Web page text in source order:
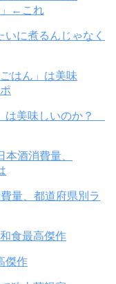
に煮るんじゃなく
は美味しいのか？
量、都道府県別ラ
傑作